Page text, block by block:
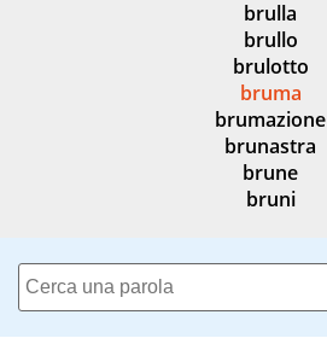
brulla
brullo
brulotto
bruma
brumazione
brunastra
brune
bruni